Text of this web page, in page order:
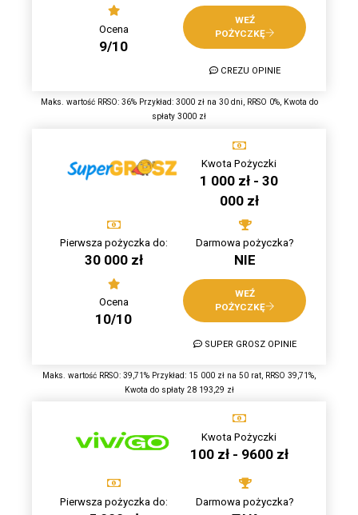
Ocena
9/10
WEŹ
POŻYCZKĘ
CREZU OPINIE
Maks. wartość RRSO: 36% Przykład: 3000 zł na 30 dni, RRSO 0%, Kwota do
spłaty 3000 zł
Kwota Pożyczki
1 000 zł - 30
000 zł
Pierwsza pożyczka do:
30 000 zł
Darmowa pożyczka?
NIE
Ocena
10/10
WEŹ
POŻYCZKĘ
SUPER GROSZ OPINIE
Maks. wartość RRSO: 39,71% Przykład: 15 000 zł na 50 rat, RRSO 39,71%,
Kwota do spłaty 28 193,29 zł
Kwota Pożyczki
100 zł - 9600 zł
Pierwsza pożyczka do: Darmowa pożyczka?